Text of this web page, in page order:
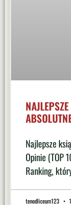
Najlepsze
Opinie (TOP
Ranking,
tenodliceum123